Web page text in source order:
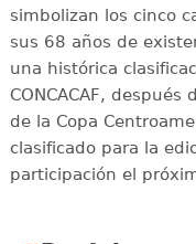
simbolizan los cinco
sus 68 años de
una histórica
CONCACAF,
de la Copa
clasificado para la
participación el